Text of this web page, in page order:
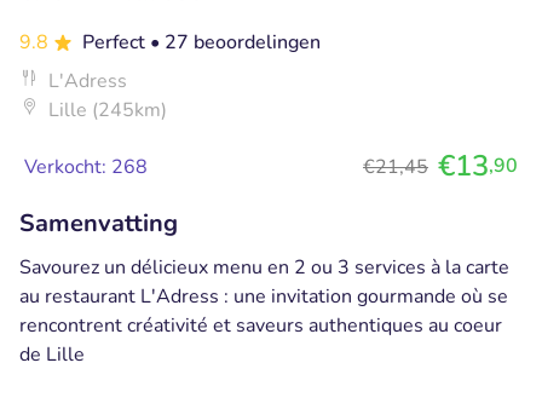
9.8 Perfect • 27 beoordelingen
L'Adress
Lille (245km)
Verkocht: 268 €21,45 €13,90
Samenvatting
Savourez un délicieux menu en 2 ou 3 services à la carte
au restaurant L'Adress : une invitation gourmande où se
rencontrent créativité et saveurs authentiques au coeur
de Lille